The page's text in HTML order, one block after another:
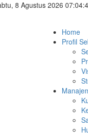
8 Agustus 2026
Home
Profil